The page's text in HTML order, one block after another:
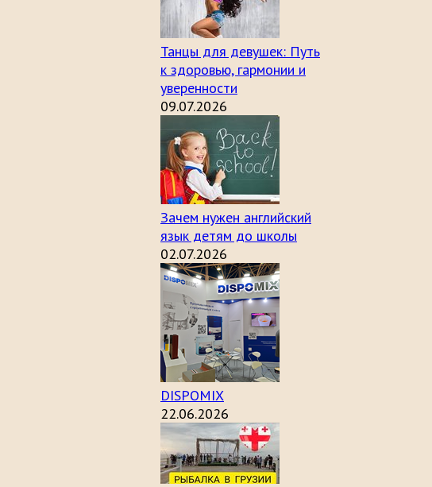
Танцы для девушек: Путь
к здоровью, гармонии и
уверенности
09.07.2026
Зачем нужен английский
язык детям до школы
02.07.2026
DISPOMIX
22.06.2026